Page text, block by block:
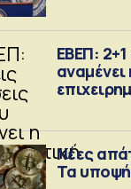
ΕΒΕΠ:
αναμένει
Νέες
Τα